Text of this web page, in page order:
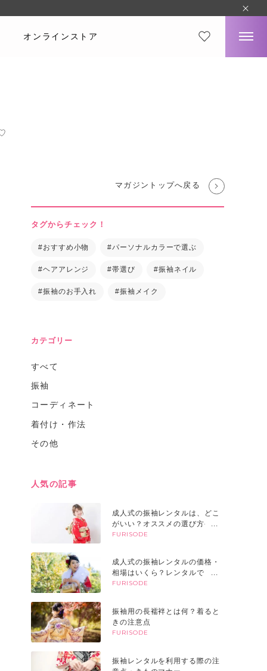
オンラインストア
マガジントップへ戻る
タグからチェック！
#おすすめ小物 #パーソナルカラーで選ぶ
#ヘアアレンジ #帯選び #振袖ネイル
#振袖のお手入れ #振袖メイク
カテゴリー
すべて
振袖
コーディネート
着付け・作法
その他
人気の記事
成人式の振袖レンタルは、どこ
がいい？オススメの選び方や探
すときのポイント
FURISODE
成人式の振袖レンタルの価格・
相場はいくら？レンタルでも高
い？購入との違いやメリット
FURISODE
振袖用の長襦袢とは何？着ると
きの注意点
FURISODE
振袖レンタルを利用する際の注